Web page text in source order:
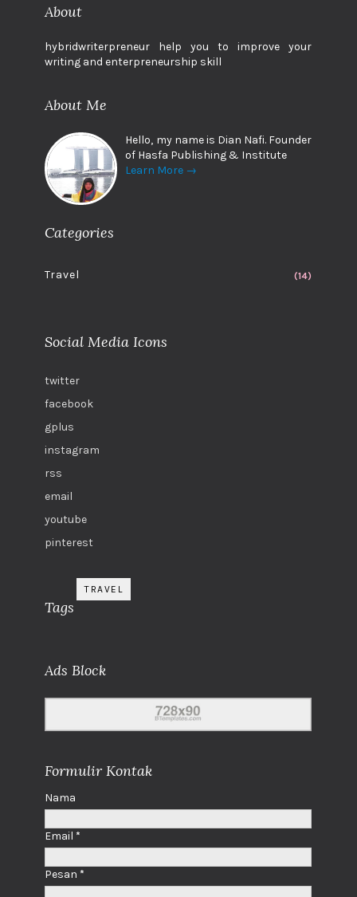
About
hybridwriterpreneur help you to improve your
writing and enterpreneurship skill
About Me
Hello, my name is Dian Nafi. Founder
of Hasfa Publishing & Institute
Learn More →
Categories
Travel (14)
Social Media Icons
twitter
facebook
gplus
instagram
rss
email
youtube
pinterest
Tags
TRAVEL
Ads Block
Formulir Kontak
Nama
Email *
Pesan *